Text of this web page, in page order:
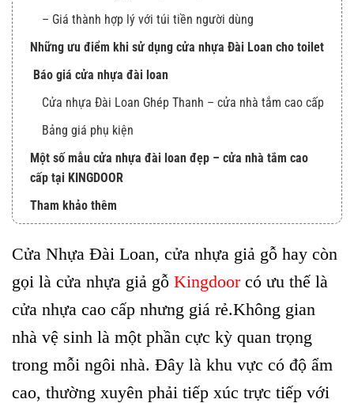
– Giá thành hợp lý với túi tiền người dùng
Những ưu điểm khi sử dụng cửa nhựa Đài Loan cho toilet
Báo giá cửa nhựa đài loan
Cửa nhựa Đài Loan Ghép Thanh – cửa nhà tắm cao cấp
Bảng giá phụ kiện
Một số mẫu cửa nhựa đài loan đẹp – cửa nhà tắm cao
cấp tại KINGDOOR
Tham khảo thêm
Cửa Nhựa Đài Loan, cửa nhựa giả gỗ hay còn
gọi là cửa nhựa giả gỗ Kingdoor có ưu thế là
cửa nhựa cao cấp nhưng giá rẻ.Không gian
nhà vệ sinh là một phần cực kỳ quan trọng
trong mỗi ngôi nhà. Đây là khu vực có độ ẩm
cao, thường xuyên phải tiếp xúc trực tiếp với